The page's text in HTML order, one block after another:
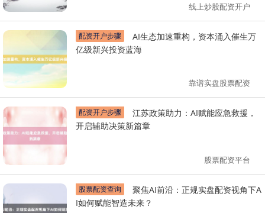
线上炒股配资开户
配资开户步骤
亿级新兴投资蓝海
靠谱实盘股票配资
配资开户步骤
开启辅助决策新篇章
股票配资平台
股票配资查询
I如何赋能智造未来？